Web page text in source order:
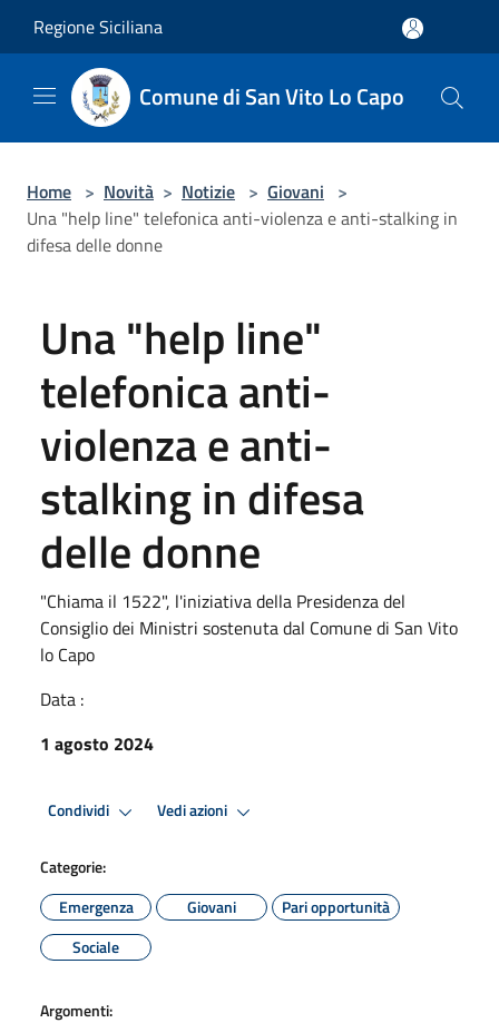
Regione Siciliana
Comune di San Vito Lo Capo
Home > Novità > Notizie > Giovani >
Una "help line" telefonica anti-violenza e anti-stalking in
difesa delle donne
Una "help line"
telefonica anti-
violenza e anti-
stalking in difesa
delle donne
"Chiama il 1522", l'iniziativa della Presidenza del
Consiglio dei Ministri sostenuta dal Comune di San Vito
lo Capo
Data :
1 agosto 2024
Condividi Vedi azioni
Categorie:
Emergenza
Giovani
Pari opportunità
Sociale
Argomenti: